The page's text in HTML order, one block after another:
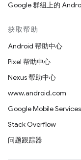
Google 群组上的
获取帮助
Android 帮助中心
Pixel 帮助中心
Nexus 帮助中心
www.android.com
Google Mobile Services
Stack Overflow
问题跟踪器